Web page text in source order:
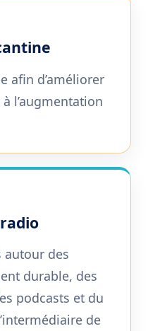
afin d’améliorer
l’augmentation
autour des
durable, des
podcasts et du
de